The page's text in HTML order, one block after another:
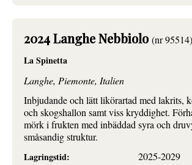
2024 Langhe Nebbiolo (nr 95514)
La Spinetta
Langhe, Piemonte, Italien
Inbjudande och lätt likörartad med lakrits,
och skogshallon samt viss kryddighet.
mörk i frukten med inbäddad syra och
småsandig struktur.
Lagringstid:
2025-2029